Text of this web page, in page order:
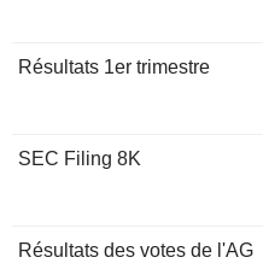
Résultats 1er trimestre
SEC Filing 8K
Résultats des votes de l'AG